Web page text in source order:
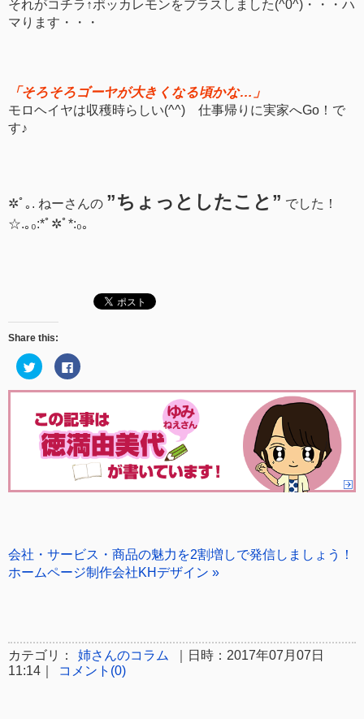
それがコチラ↑ポッカレモンをプラスしました(^0^)・・・ハ
マります・・・
「そろそろゴーヤが大きくなる頃かな…」
モロヘイヤは収穫時らしい(^^) 仕事帰りに実家へGo！で
す♪
✲ﾟ｡. ねーさんの ”ちょっとしたこと” でした！
☆.｡₀:*ﾟ✲ﾟ*:₀｡
Share this:
ク
リ
ク
て
Twitter
で
共
有
(新
ウ
き
ま
す)
Facebook
で
有
る
に
は
ク
リ
ッ
し
て
し
い
ウ
ィ
ま
す)
会社・サービス・商品の魅力を2割増しで発信しましょう！
ホームページ制作会社KHデザイン »
カテゴリ： 姉さんのコラム
｜日時：2017年07月07日
11:14｜
コメント(0)